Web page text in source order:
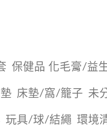
保健品 化毛膏/益
️床墊/窩/籠子 未
玩具/球/結繩 環境